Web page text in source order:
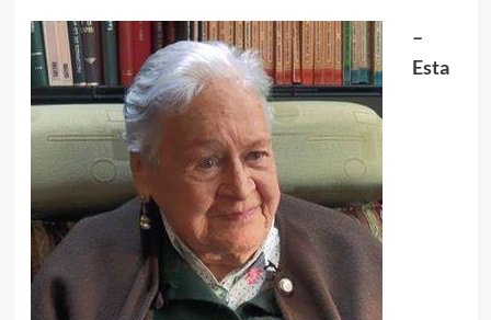
–
Esta